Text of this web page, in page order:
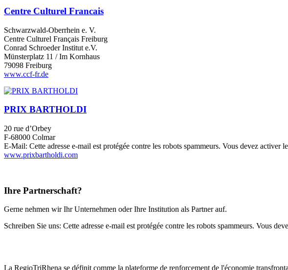
Centre Culturel Francais
Schwarzwald-Oberrhein e. V.
Centre Culturel Français Freiburg
Conrad Schroeder Institut e.V.
Münsterplatz 11 / Im Kornhaus
79098 Freiburg
www.ccf-fr.de
PRIX BARTHOLDI
20 rue d’Orbey
F-68000 Colmar
E-Mail: Cette adresse e-mail est protégée contre les robots spammeurs. Vous devez activer
www.prixbartholdi.com
Ihre Partnerschaft?
Gerne nehmen wir Ihr Unternehmen oder Ihre Institution als Partner auf.
Schreiben Sie uns: Cette adresse e-mail est protégée contre les robots spammeurs. Vous
La RegioTriRhena se définit comme la plateforme de renforcement de l'économie